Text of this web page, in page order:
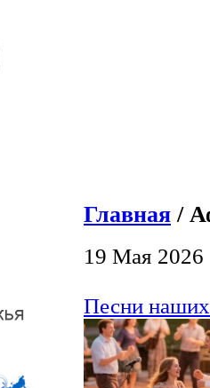
Главная /
19 Мая 2026
Песни